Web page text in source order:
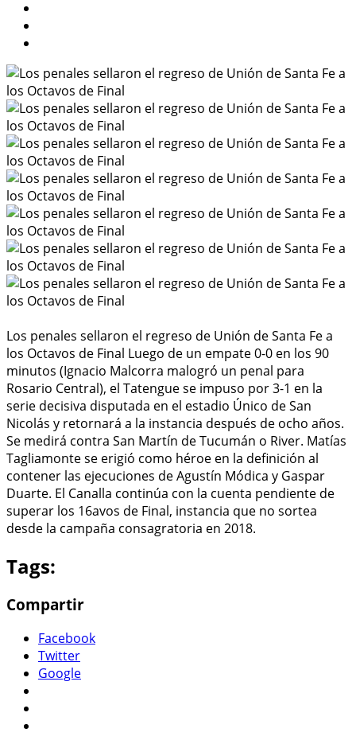
Los penales sellaron el regreso de Unión de Santa Fe a
los Octavos de Final Luego de un empate 0-0 en los 90
minutos (Ignacio Malcorra malogró un penal para
Rosario Central), el Tatengue se impuso por 3-1 en la
serie decisiva disputada en el estadio Único de San
Nicolás y retornará a la instancia después de ocho años.
Se medirá contra San Martín de Tucumán o River. Matías
Tagliamonte se erigió como héroe en la definición al
contener las ejecuciones de Agustín Módica y Gaspar
Duarte. El Canalla continúa con la cuenta pendiente de
superar los 16avos de Final, instancia que no sortea
desde la campaña consagratoria en 2018.
Tags:
Compartir
Facebook
Twitter
Google